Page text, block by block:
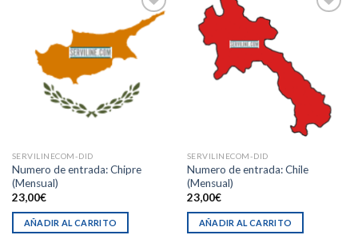
Añadir
deseos
SERVILINECOM-DID
Numero de entrada: Chipre
(Mensual)
23,00€
AÑADIR AL CARRITO
SERVILINECOM-DID
Numero de entrada: Chile
(Mensual)
23,00€
AÑADIR AL CARRITO